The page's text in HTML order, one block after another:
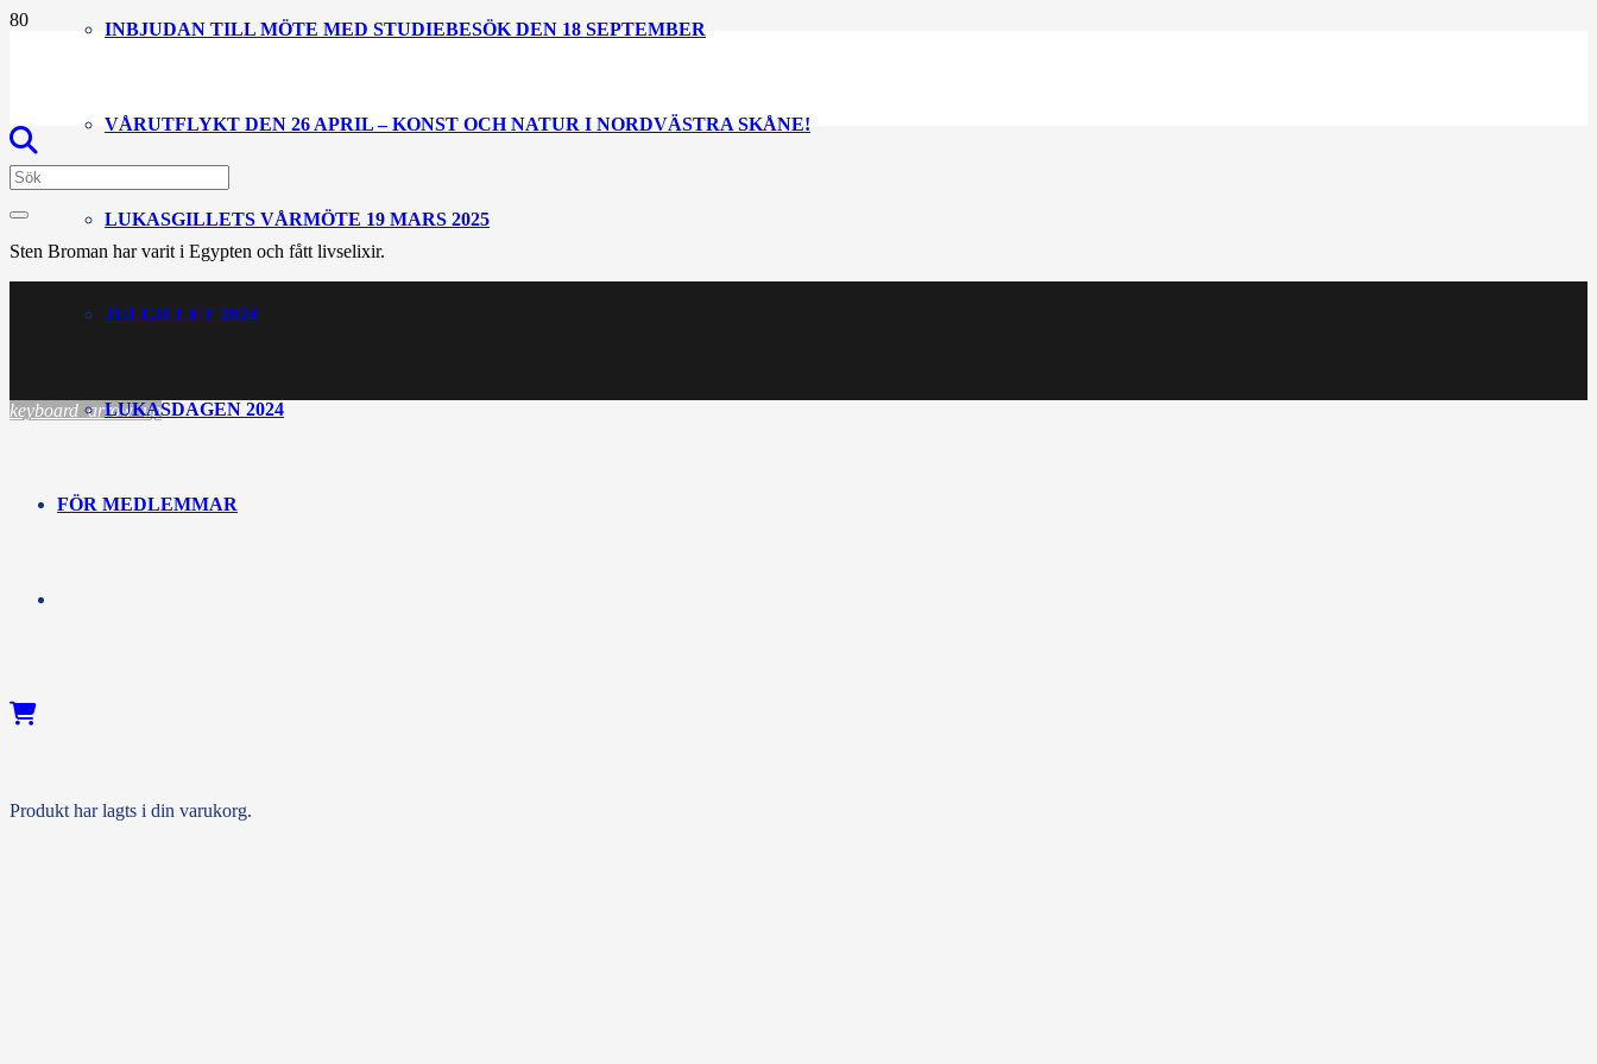
INBJUDAN TILL MÖTE MED STUDIEBESÖK DEN 18 SEPTEMBER
VÅRUTFLYKT DEN 26 APRIL – KONST OCH NATUR I NORDVÄSTRA SKÅNE!
LUKASGILLETS VÅRMÖTE 19 MARS 2025
JULGILLET 2024
LUKASDAGEN 2024
FÖR MEDLEMMAR
Produkt har lagts i din varukorg.
Sten Broman har varit i Egypten och fått livselixir.
keyboard_arrow_up